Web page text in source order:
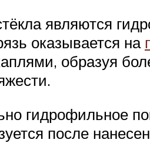
являются
оказывается на
образуя
гидрофильное
после